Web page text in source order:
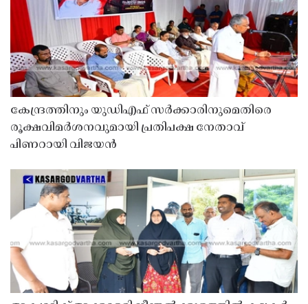
കേന്ദ്രത്തിനും യുഡിഎഫ് സർക്കാരിനുമെതിരെ
രൂക്ഷവിമർശനവുമായി പ്രതിപക്ഷ നേതാവ്
പിണറായി വിജയൻ